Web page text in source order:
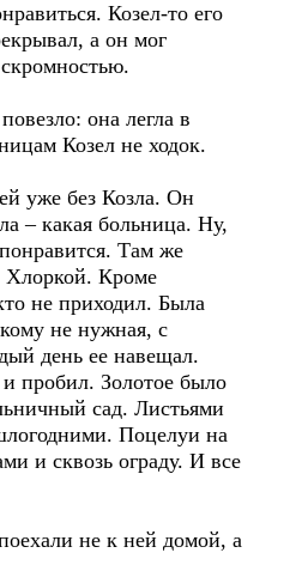
Козел-то его
а он мог
она легла в
Козел не ходок.
уже без Козла. Он
– какая больница. Ну,
Там же
Хлоркой. Кроме
не приходил. Была
не нужная, с
день ее навещал.
пробил. Золотое было
сад. Листьями
Поцелуи на
и сквозь ограду. И все
не к ней домой, а